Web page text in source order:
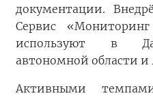
документации.
Сервис «Мониторинг
используют в
автономной области и
Активными